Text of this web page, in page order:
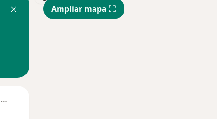
Segunda-feira
Ampliar mapa